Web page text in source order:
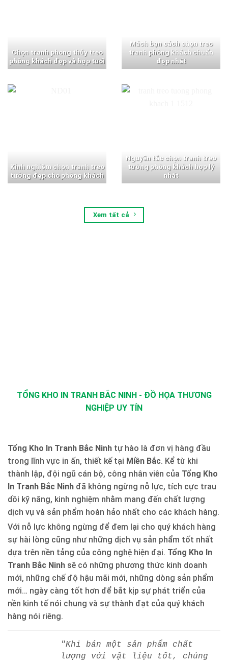
Chọn tranh phong thủy treo
phòng khách đẹp và hợp tuổi
Mách bạn cách chọn treo
tranh phòng khách chuẩn
đẹp nhất
Kinh nghiệm chọn tranh treo
tường đẹp cho phòng khách
Nguyên tắc chọn tranh treo
tường phòng khách hợp lý
nhất
Xem tất cả
TỔNG KHO IN TRANH BẮC NINH - ĐỒ HỌA THƯƠNG
NGHIỆP UY TÍN
Tổng Kho In Tranh Bắc Ninh tự hào là đơn vị hàng đầu
trong lĩnh vực in ấn, thiết kế tại Miền Bắc. Kể từ khi
thành lập, đội ngũ cán bộ, công nhân viên của Tổng Kho
In Tranh Bắc Ninh đã không ngừng nỗ lực, tích cực trau
dồi kỹ năng, kinh nghiệm nhằm mang đến chất lượng
dịch vụ và sản phẩm hoàn hảo nhất cho các khách hàng.
Với nỗ lực không ngừng để đem lại cho quý khách hàng
sự hài lòng cũng như những dịch vụ sản phẩm tốt nhất
dựa trên nền tảng của công nghệ hiện đại. Tổng Kho In
Tranh Bắc Ninh sẽ có những phương thức kinh doanh
mới, những chế độ hậu mãi mới, những dòng sản phẩm
mới… ngày càng tốt hơn để bắt kịp sự phát triển của
nền kinh tế nói chung và sự thành đạt của quý khách
hàng nói riêng.
"Khi bán một sản phẩm chất
lượng với vật liệu tốt, chúng